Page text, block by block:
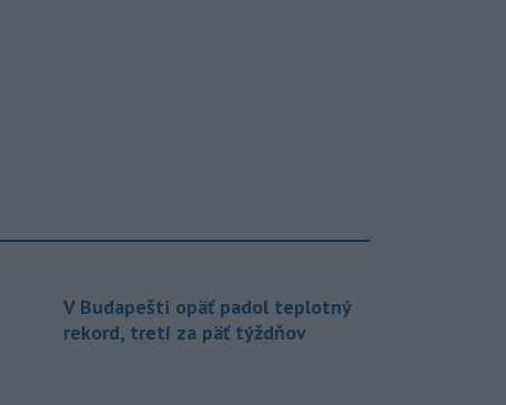
V Budapešti opäť padol teplotný
rekord, tretí za päť týždňov